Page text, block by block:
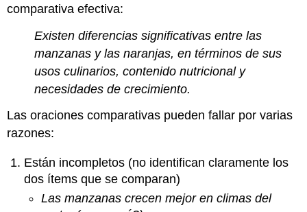
comparativa efectiva:
Existen diferencias significativas entre las
manzanas y las naranjas, en términos de sus
usos culinarios, contenido nutricional y
necesidades de crecimiento.
Las oraciones comparativas pueden fallar por varias
razones:
Están incompletos (no identifican claramente los
dos ítems que se comparan)
Las manzanas crecen mejor en climas del